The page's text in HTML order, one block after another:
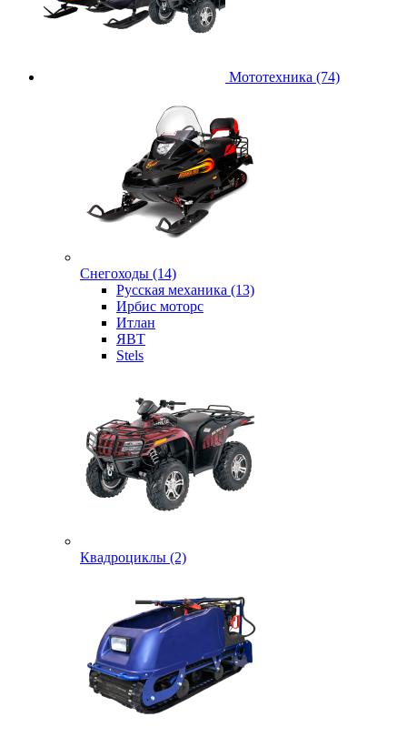
Мототехника (74)
Снегоходы (14)
Русская механика (13)
Ирбис моторс
Итлан
ЯВТ
Stels
Квадроциклы (2)